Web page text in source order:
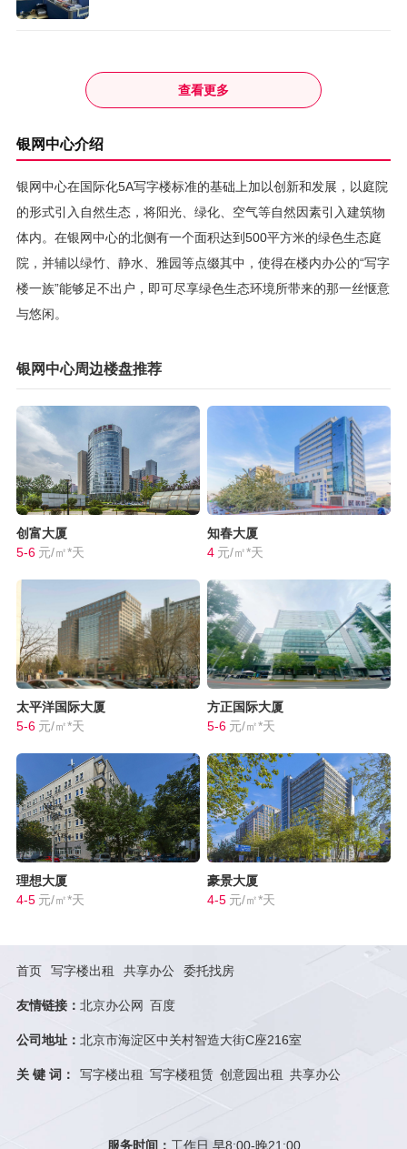
查看更多
银网中心介绍
银网中心在国际化5A写字楼标准的基础上加以创新和发展，以庭院
的形式引入自然生态，将阳光、绿化、空气等自然因素引入建筑物
体内。在银网中心的北侧有一个面积达到500平方米的绿色生态庭
院，并辅以绿竹、静水、雅园等点缀其中，使得在楼内办公的“写字
楼一族”能够足不出户，即可尽享绿色生态环境所带来的那一丝惬意
与悠闲。
银网中心周边楼盘推荐
创富大厦
5-6 元/㎡*天
知春大厦
4 元/㎡*天
太平洋国际大厦
5-6 元/㎡*天
方正国际大厦
5-6 元/㎡*天
理想大厦
4-5 元/㎡*天
豪景大厦
4-5 元/㎡*天
首页 写字楼出租 共享办公 委托找房
友情链接： 北京办公网 百度
公司地址： 北京市海淀区中关村智造大街C座216室
关 键 词： 写字楼出租 写字楼租赁 创意园出租 共享办公
服务时间： 工作日 早8:00-晚21:00